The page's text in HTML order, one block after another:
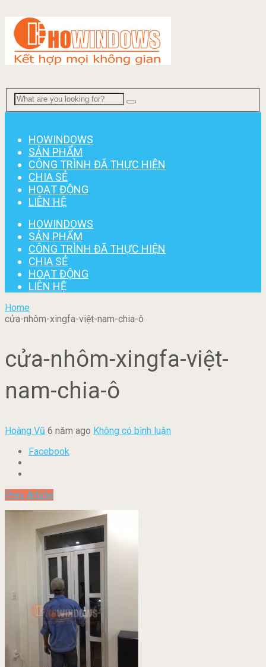
HOWINDOWS
SẢN PHẨM
CÔNG TRÌNH ĐÃ THỰC HIỆN
CHIA SẺ
HOẠT ĐỘNG
LIÊN HỆ
HOWINDOWS
SẢN PHẨM
CÔNG TRÌNH ĐÃ THỰC HIỆN
CHIA SẺ
HOẠT ĐỘNG
LIÊN HỆ
Home
cửa-nhôm-xingfa-việt-nam-chia-ô
cửa-nhôm-xingfa-việt-
nam-chia-ô
Hoàng Vũ 6 năm ago Không có bình luận
Facebook
Prev Article